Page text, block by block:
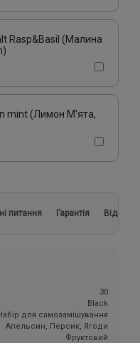
Rasp&Basil (Малина
mint (Лимон М'ята,
питання Гарантія Відгуки
30
Black
для самозамішування
Апельсин, Персик, Ягоди
Фруктовий